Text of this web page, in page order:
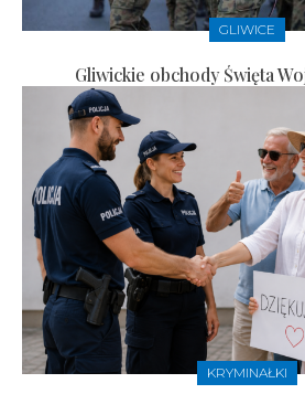
GLIWICE
Gliwickie obchody Święta
KRYMINAŁKI